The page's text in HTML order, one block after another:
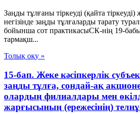
Заңды тұлғаны тіркеуді (қайта
негізінде заңды тұлғаларды тарату
бойынша сот практикасыСК-нің 19-
тармақш...
Толық оқу »
15-бап. Жеке кәсiпкерлiк
заңды тұлға, сондай-ақ
олардың филиалдары мен
жарғысының (ережесiнiң)